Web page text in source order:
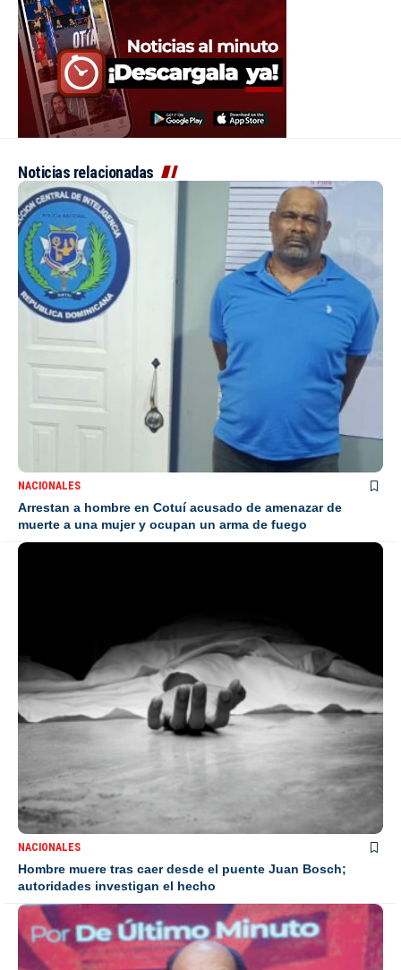
Noticias relacionadas
NACIONALES
Arrestan a hombre en Cotuí acusado de amenazar de
muerte a una mujer y ocupan un arma de fuego
NACIONALES
Hombre muere tras caer desde el puente Juan Bosch;
autoridades investigan el hecho